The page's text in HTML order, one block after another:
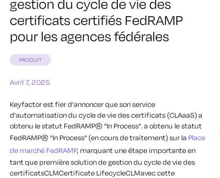
gestion du cycle de vie des
certificats certifiés FedRAMP
pour les agences fédérales
PRODUIT
Avril 7, 2025
Keyfactorest fier d'annoncer que son service
d'automatisation du cycle de vie des certificats (CLAaaS) a
obtenu le statut FedRAMP® "In Process".a obtenu le statut
FedRAMP® "In Process" (en cours de traitement)sur la Place
de marché FedRAMP, marquant une étape importante en
tant que première solution de gestion du cycle de vie des
certificatsCLMCertificate LifecycleCLMavec cette